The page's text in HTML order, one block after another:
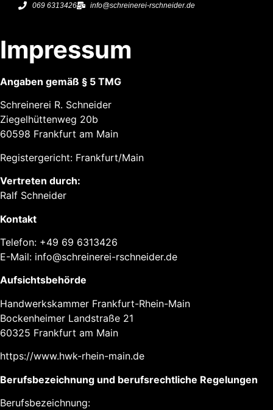
069 6313426 info@schreinerei-rschneider.de
Impressum
Angaben gemäß § 5 TMG
Schreinerei R. Schneider
Ziegelhüttenweg 20b
60598 Frankfurt am Main
Registergericht: Frankfurt/Main
Vertreten durch:
Ralf Schneider
Kontakt
Telefon: +49 69 6313426
E-Mail: info@schreinerei-rschneider.de
Aufsichtsbehörde
Handwerkskammer Frankfurt-Rhein-Main
Bockenheimer Landstraße 21
60325 Frankfurt am Main
https://www.hwk-rhein-main.de
Berufsbezeichnung und berufsrechtliche Regelungen
Berufsbezeichnung: